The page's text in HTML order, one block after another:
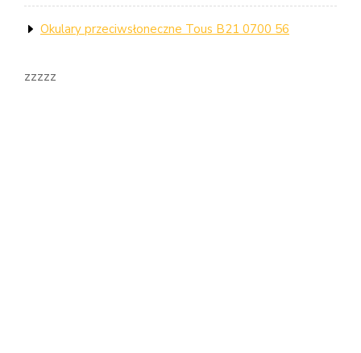
Okulary przeciwsłoneczne Tous B21 0700 56
zzzzz